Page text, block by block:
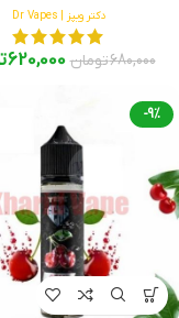
دکتر ویپز | Dr Vapes
680,000تومان 620,000
-9%